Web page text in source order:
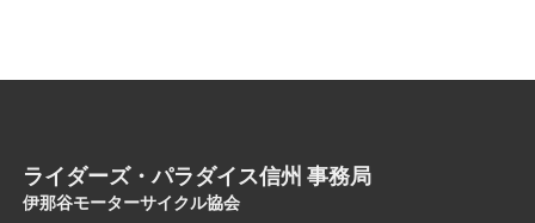
ライダーズ・パラダイス信州 事務局
伊那谷モーターサイクル協会